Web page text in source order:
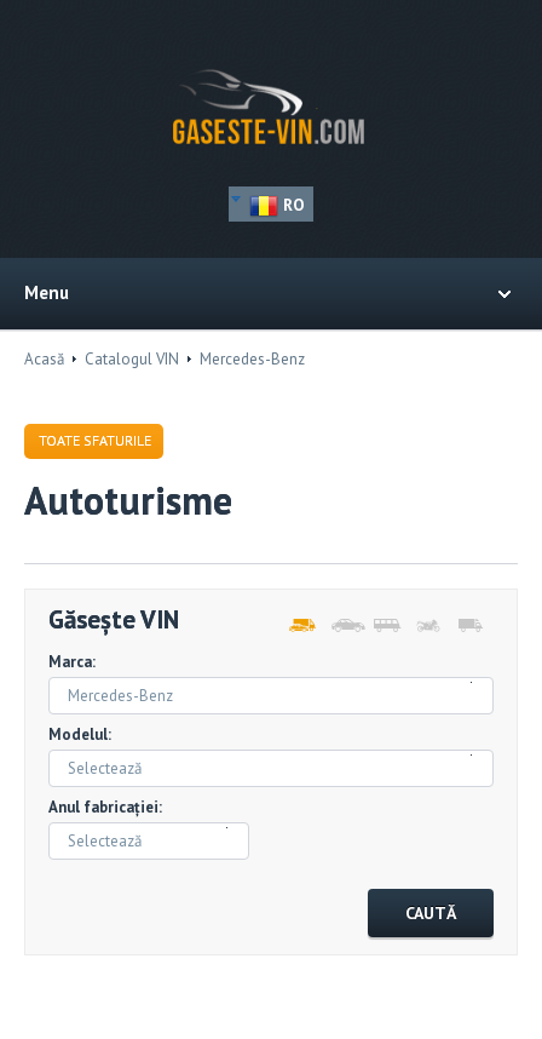
RO
Menu
Acasă Catalogul VIN Mercedes-Benz
TOATE SFATURILE
Autoturisme
Găsește VIN
Marca:
Mercedes-Benz
Modelul:
Selectează
Anul fabricației:
Selectează